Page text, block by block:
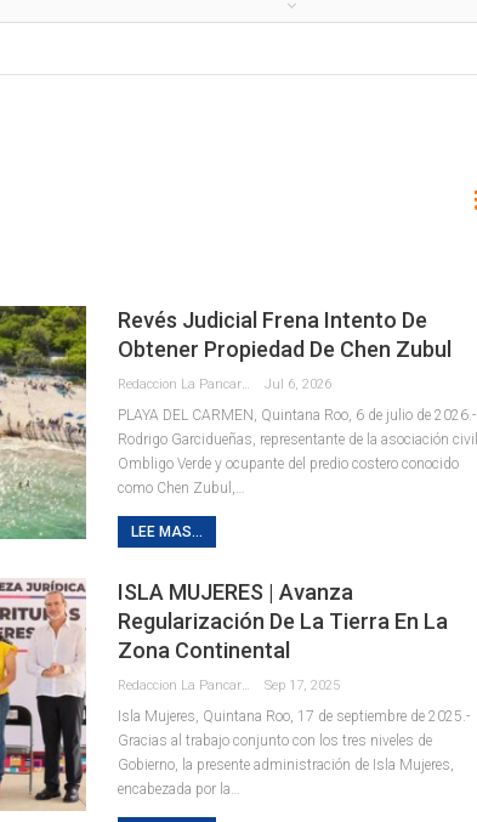
Revés Judicial Frena Intento De
Obtener Propiedad De Chen Zubul
Jul 6, 2026
PLAYA DEL CARMEN, Quintana Roo, 6 de julio de 2026.-
Rodrigo Garcidueñas, representante de la asociación civil
Ombligo Verde y ocupante del predio costero conocido
como Chen Zubul,
LEE MAS...
ISLA MUJERES | Avanza
Regularización De La Tierra En La
Zona Continental
Sep 17, 2025
Isla Mujeres, Quintana Roo, 17 de septiembre de 2025.-
Gracias al trabajo conjunto con los tres niveles de
Gobierno, la presente administración de Isla Mujeres,
encabezada por la